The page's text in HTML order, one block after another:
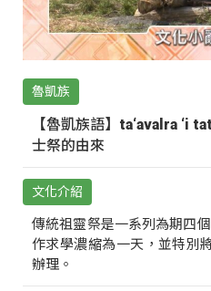
魯凱族
【魯凱族語】ta‘avalra ‘i
士祭的由來
文化介紹
傳統祖靈祭是一系列為期四
作求學濃縮為一天，並特別
辦理。